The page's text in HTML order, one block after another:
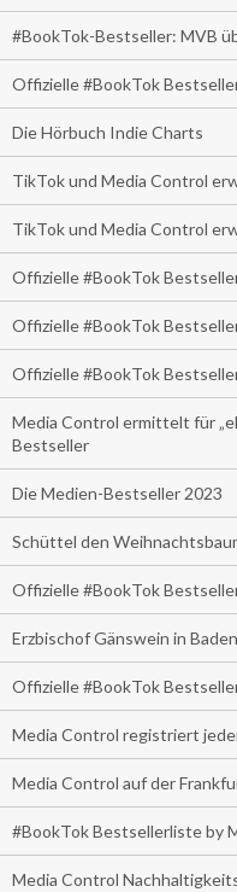
#BookTok-Bestseller: MVB
Offizielle #BookTok
Die Hörbuch Indie Charts
TikTok und Media Control
TikTok und Media Control
Offizielle #BookTok
Offizielle #BookTok
Offizielle #BookTok
Media Control ermittelt für
Bestseller
Die Medien-Bestseller 2023
Schüttel den
Offizielle #BookTok
Erzbischof Gänswein in
Offizielle #BookTok
Media Control registriert
Media Control auf der
#BookTok Bestsellerliste by
Media Control